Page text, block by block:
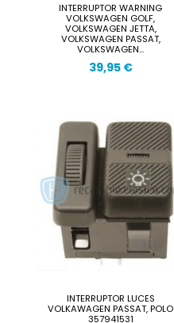
INTERRUPTOR WARNING
VOLKSWAGEN GOLF,
VOLKSWAGEN JETTA,
VOLKSWAGEN PASSAT,
VOLKSWAGEN...
39,95 €
INTERRUPTOR LUCES
VOLKAWAGEN PASSAT, POLO
357941531